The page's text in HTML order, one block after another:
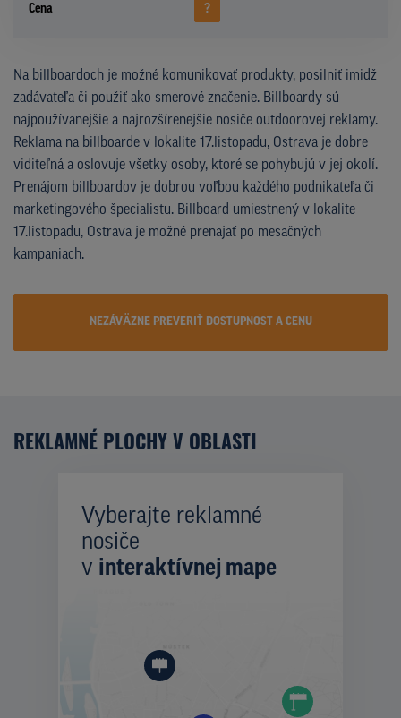
Cena ?
Na billboardoch je možné komunikovať produkty, posilniť imidž
zadávateľa či použiť ako smerové značenie. Billboardy sú
najpoužívanejšie a najrozšírenejšie nosiče outdoorovej reklamy.
Reklama na billboarde v lokalite 17.listopadu, Ostrava je dobre
viditeľná a oslovuje všetky osoby, ktoré se pohybujú v jej okolí.
Prenájom billboardov je dobrou voľbou každého podnikateľa či
marketingového špecialistu. Billboard umiestnený v lokalite
17.listopadu, Ostrava je možné prenajať po mesačných
kampaniach.
NEZÁVÄZNE PREVERIŤ DOSTUPNOST A CENU
REKLAMNÉ PLOCHY V OBLASTI
Vyberajte reklamné
nosiče
v interaktívnej mape